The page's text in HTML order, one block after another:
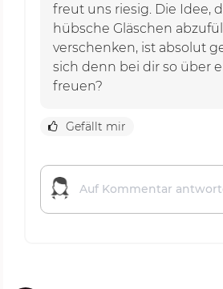
freut uns riesig. Die Idee,
hübsche Gläschen
verschenken, ist absolut
sich denn bei dir so über
freuen?
Gefällt mir